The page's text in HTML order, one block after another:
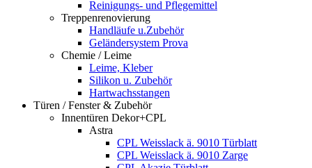
Reinigungs- und Pflegemittel
Treppenrenovierung
Handläufe u.Zubehör
Geländersystem Prova
Chemie / Leime
Leime, Kleber
Silikon u. Zubehör
Hartwachsstangen
Türen / Fenster & Zubehör
Innentüren Dekor+CPL
Astra
CPL Weisslack ä. 9010 Türblatt
CPL Weisslack ä. 9010 Zarge